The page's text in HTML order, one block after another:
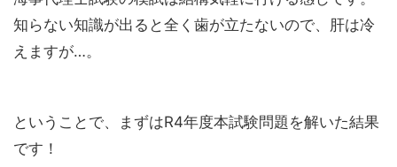
知らない知識が出ると全く歯が立たないので、肝は冷
えますが…。
ということで、まずはR4年度本試験問題を解いた結果
です！